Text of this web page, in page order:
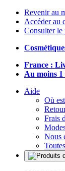
Revenir au
Accéder au
Consulter le
France :
Au moins
Aide
Où
Frais
Nous